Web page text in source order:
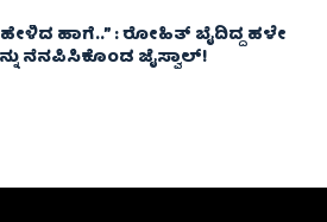
ಹಾಗೆ..” : ರೋಹಿತ್ ಬೈದಿದ್ದ ಹಳೇ
ನೆನಪಿಸಿಕೊಂಡ ಜೈಸ್ವಾಲ್!